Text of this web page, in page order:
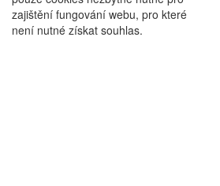
zajištění fungování webu, pro které
není nutné získat souhlas.